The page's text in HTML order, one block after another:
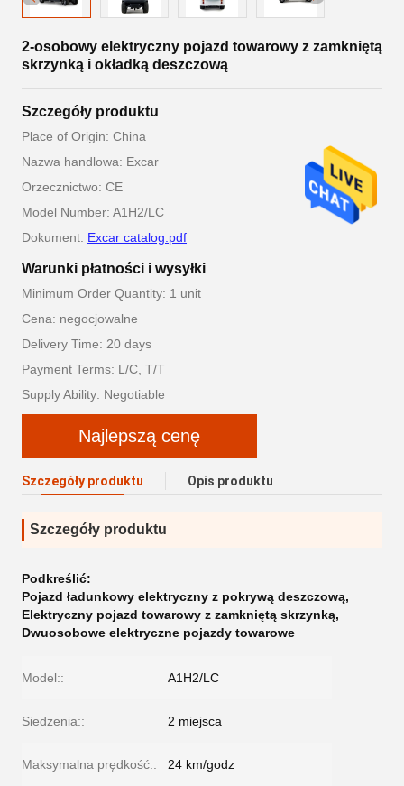
2-osobowy elektryczny pojazd towarowy z zamkniętą
skrzynką i okładką deszczową
Szczegóły produktu
Place of Origin: China
Nazwa handlowa: Excar
Orzecznictwo: CE
Model Number: A1H2/LC
Dokument: Excar catalog.pdf
Warunki płatności i wysyłki
Minimum Order Quantity: 1 unit
Cena: negocjowalne
Delivery Time: 20 days
Payment Terms: L/C, T/T
Supply Ability: Negotiable
Najlepszą cenę
Szczegóły produktu Opis produktu
Szczegóły produktu
Podkreślić:
Pojazd ładunkowy elektryczny z pokrywą deszczową,
Elektryczny pojazd towarowy z zamkniętą skrzynką,
Dwuosobowe elektryczne pojazdy towarowe
Model:: A1H2/LC
Siedzenia:: 2 miejsca
Maksymalna prędkość:: 24 km/godz